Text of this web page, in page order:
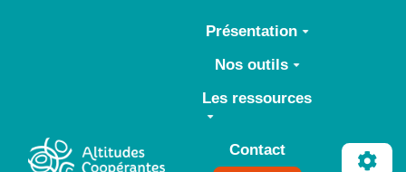
Aller au contenu principal
Présentation
Nos outils
Les ressources
Contact